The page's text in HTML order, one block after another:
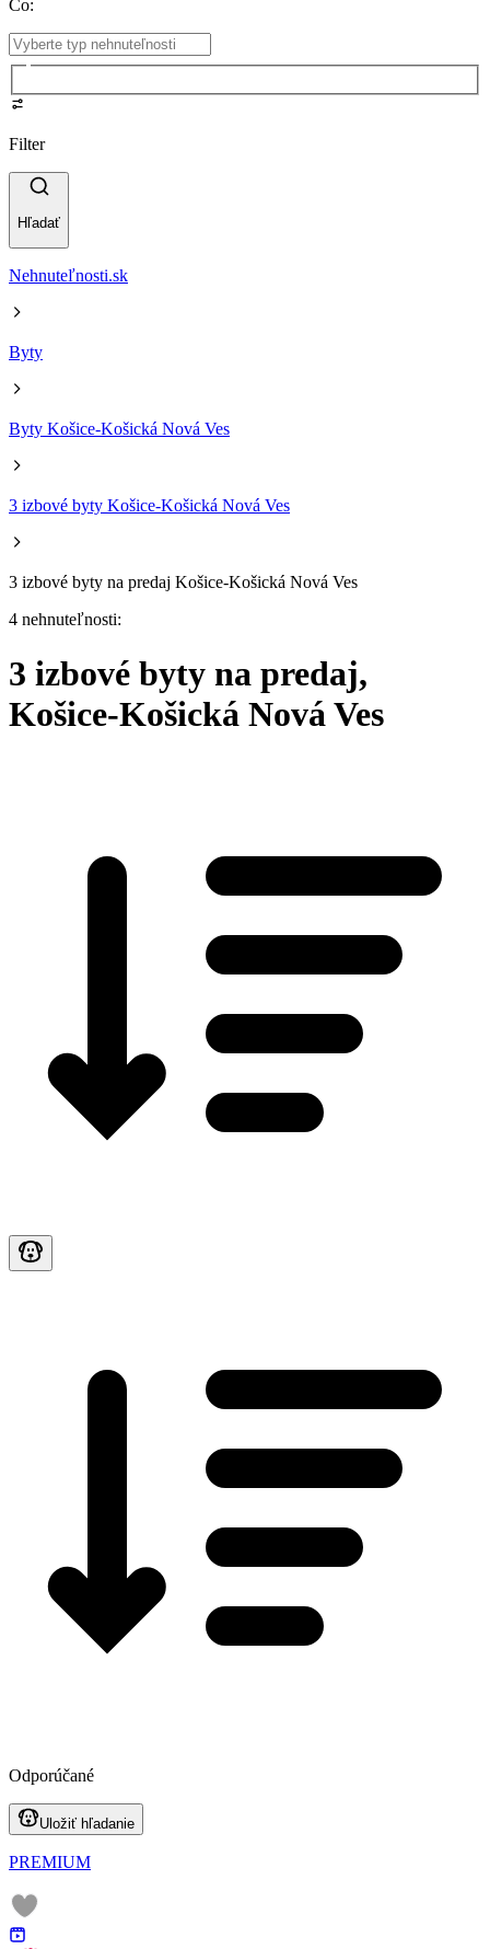
Čo:
Filter
Hľadať
Nehnuteľnosti.sk
Byty
Byty Košice-Košická Nová Ves
3 izbové byty Košice-Košická Nová Ves
3 izbové byty na predaj Košice-Košická Nová Ves
4 nehnuteľnosti:
3 izbové byty na predaj,
Košice-Košická Nová Ves
Odporúčané
Uložiť hľadanie
PREMIUM